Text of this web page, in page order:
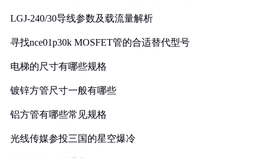
LGJ-240/30导线参数及载流量解析
寻找nce01p30k MOSFET管的合适替代型号
电梯的尺寸有哪些规格
镀锌方管尺寸一般有哪些
铝方管有哪些常见规格
光线传媒参投三国的星空爆冷